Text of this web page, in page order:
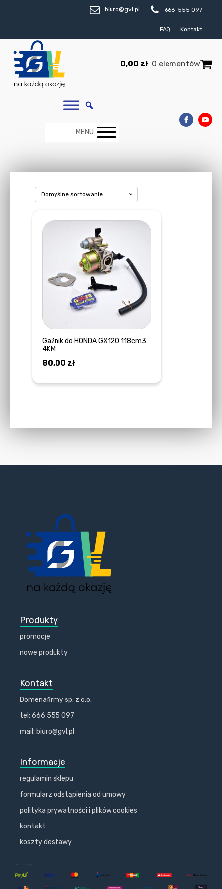
biuro@gvl.pl 666 555 097
FAQ Kontakt
0,00 zł 0 elementów
MENU
Gaźnik do HONDA GX120 118cm3
4KM
80,00 zł
Produkty
promocje
nowe produkty
Kontakt
Domenafirmy sp. z o.o.
tel: 666 555 097
mail: biuro@gvl.pl
Informacje
regulamin sklepu
formularz odstąpienia od umowy
polityka prywatności i plików cookies
kontakt
koszty dostawy